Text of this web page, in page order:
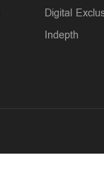
Digital
Indepth